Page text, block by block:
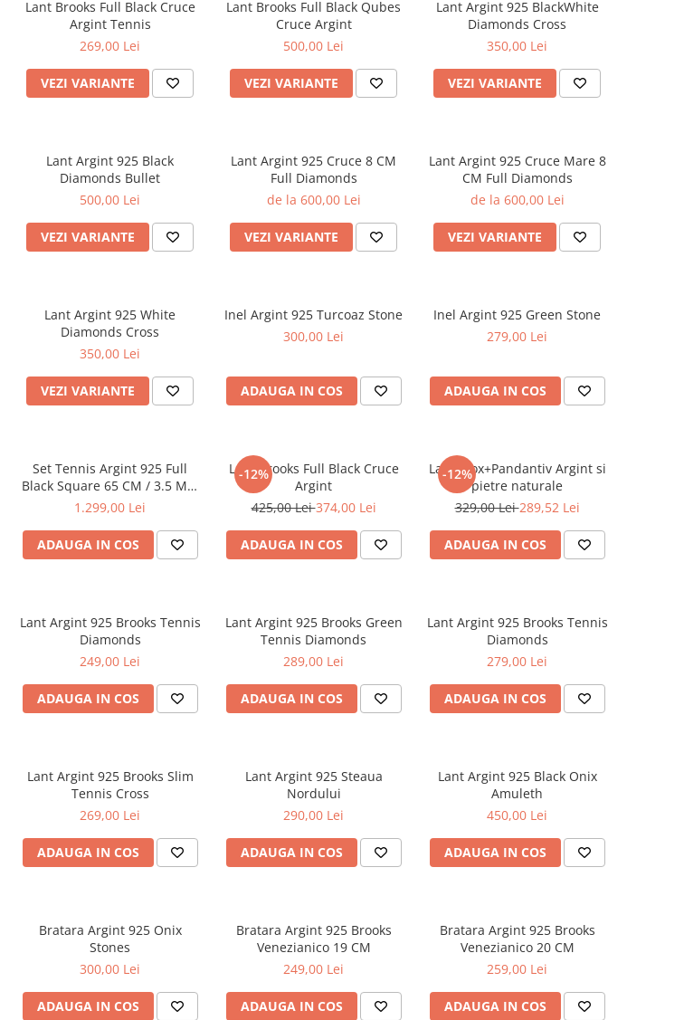
Lant Brooks Full Black Cruce
Argint Tennis
269,00 Lei
VEZI VARIANTE
Lant Brooks Full Black Qubes
Cruce Argint
500,00 Lei
VEZI VARIANTE
Lant Argint 925 BlackWhite
Diamonds Cross
350,00 Lei
VEZI VARIANTE
Lant Argint 925 Black
Diamonds Bullet
500,00 Lei
VEZI VARIANTE
Lant Argint 925 Cruce 8 CM
Full Diamonds
de la 600,00 Lei
VEZI VARIANTE
Lant Argint 925 Cruce Mare 8
CM Full Diamonds
de la 600,00 Lei
VEZI VARIANTE
Lant Argint 925 White
Diamonds Cross
350,00 Lei
VEZI VARIANTE
Inel Argint 925 Turcoaz Stone
300,00 Lei
ADAUGA IN COS
Inel Argint 925 Green Stone
279,00 Lei
ADAUGA IN COS
Set Tennis Argint 925 Full
Black Square 65 CM / 3.5 MM
-43 Gr
1.299,00 Lei
ADAUGA IN COS
-12%
Lant Brooks Full Black Cruce
Argint
425,00 Lei374,00 Lei
ADAUGA IN COS
-12%
Lant Inox+Pandantiv Argint si
pietre naturale
329,00 Lei289,52 Lei
ADAUGA IN COS
Lant Argint 925 Brooks Tennis
Diamonds
249,00 Lei
ADAUGA IN COS
Lant Argint 925 Brooks Green
Tennis Diamonds
289,00 Lei
ADAUGA IN COS
Lant Argint 925 Brooks Tennis
Diamonds
279,00 Lei
ADAUGA IN COS
Lant Argint 925 Brooks Slim
Tennis Cross
269,00 Lei
ADAUGA IN COS
Lant Argint 925 Steaua
Nordului
290,00 Lei
ADAUGA IN COS
Lant Argint 925 Black Onix
Amuleth
450,00 Lei
ADAUGA IN COS
Bratara Argint 925 Onix
Stones
300,00 Lei
ADAUGA IN COS
Bratara Argint 925 Brooks
Venezianico 19 CM
249,00 Lei
ADAUGA IN COS
Bratara Argint 925 Brooks
Venezianico 20 CM
259,00 Lei
ADAUGA IN COS